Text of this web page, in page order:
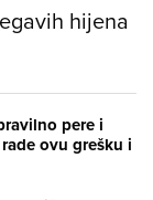
hijena
pere i
ovu grešku i